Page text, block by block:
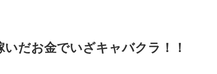
だお金でいざキャバクラ！！